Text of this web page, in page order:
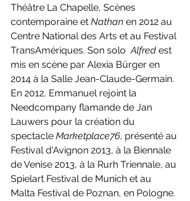
Théâtre La Chapelle, Scènes
contemporaine et Nathan en 2012 au
Centre National des Arts et au Festival
TransAmériques. Son solo Alfred est
mis en scène par Alexia Bürger en
2014 à la Salle Jean-Claude-Germain.
En 2012, Emmanuel rejoint la
Needcompany flamande de Jan
Lauwers pour la création du
spectacle Marketplace76, présenté au
Festival d'Avignon 2013, à la Biennale
de Venise 2013, à la Rurh Triennale, au
Spielart Festival de Munich et au
Malta Festival de Poznan, en Pologne.